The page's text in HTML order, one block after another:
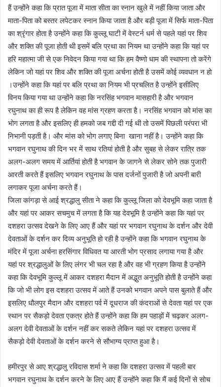
हैं उन्होंने कहा कि प्रात पूजा में माता सीता का स्नान खुले में नहीं किया जाता और
माता-पिता को बस्तर लपेटकर स्नान किया जाता है और बड़ी पूजा में सिर्फ माता-पिता
का श्रृंगार होता है उन्होंने कहा कि कुल्लू घाटी में वेस्टर्न धर्म से पहले यहां पर शिव
और शक्ति की पूजा होती थी इसमें बलि प्रथा का नियम था उन्होंने कहा कि यहां पर
हरि महात्मा जी से एक निवेदन किया गया था कि हम वैष्णो धाम की स्थापना तो करेंगे
लेकिन जो यहां पर शिव और शक्ति की पूजा अर्चना होती है उसमें कोई व्यवधान न हो
।उन्होंने कहा कि यहां पर बलि प्रथा का नियम भी प्रचलित है उन्होंने इसीलिए
विनय किया गया था उन्होंने कहा कि नरसिंह भगवान मासहारी है और भगवान
रघुनाथ का ही रूप है लेकिन वह मांस ग्रहण करता है। नरसिंह भगवान को मांस का
भोग लगता है और इसलिए ही हमको जब गद्दी दी गई थी तो उसमें पिछली परंपरा भी
निभानी पड़ती है। और मांस को भोग लगाए बिना खाना नहीं है। उन्होंने कहा कि
भगवान रघुनाथ की दिन भर में साथ रतियां होती है और सुबह से लेकर रात्रि तक
अलग-अलग समय में आर्तियां होती है भगवान के जागने से लेकर सोने तक पुजारी
आरती करते हैं इसलिए भगवान रघुनाथ के पास दर्जनों पुजारी है जो अपनी बारी
लगाकर पूजा अर्चना करते हैं।
जिला कांगड़ा से आई श्रद्धालु सीता ने कहा कि कुल्लू जिला को देवभूमि कहा जाता है
और यहां पर आकर सचमुच में लगता है कि यह देवभूमि है उन्होंने कहा कि यहां पर
दशहरा उत्सव देखने के लिए आए हैं और यहां पर भगवान रघुनाथ के दर्शन और देवी
देवताओं के दर्शन कर दिव्य अनुभूति हो रही है उन्होंने कहा कि भगवान रघुनाथ के
मंदिर में पूजा अर्चना हरसिंगार विधिवत या आरती भोग प्रसाद लगाया गया है और
यहां पर श्रद्धालुओं के लिए लंगर भी चल रहा है और वह भी ग्रहण किया है उन्होंने
कहा कि देवभूमि कुल्लू में आकर दशहरा मैदान में अद्भुत अनुभूति होती है उन्होंने कहा
कि जो भी लोग इस दशहरा उत्सव में आते हैं उनको भगवान अपने पास बुलाते हैं और
इसलिए धौलपुर मैदान और दशहरा पर्व में दूधराज की कंदराओं से देवता यहां पर एक
स्थान पर सैकड़ो देवता एकत्र होते हैं उन्होंने कहा कि हम पहाड़ों में चढ़कर अलग-
अलग देवी देवताओं के दर्शन नहीं कर सकते लेकिन यहां पर दशहरा उत्सव में
सैकड़ो देवी देवताओं के दर्शन करने से सौभाग्य प्राप्त हुआ है।
हमीरपुर से आए श्रद्धालु रविदास शर्मा ने कहा कि दशहरा उत्सव में पहली बार
भगवान रघुनाथ के दर्शन करने के लिए आए हैं उन्होंने कहा कि मैं कई दिनों से सोच